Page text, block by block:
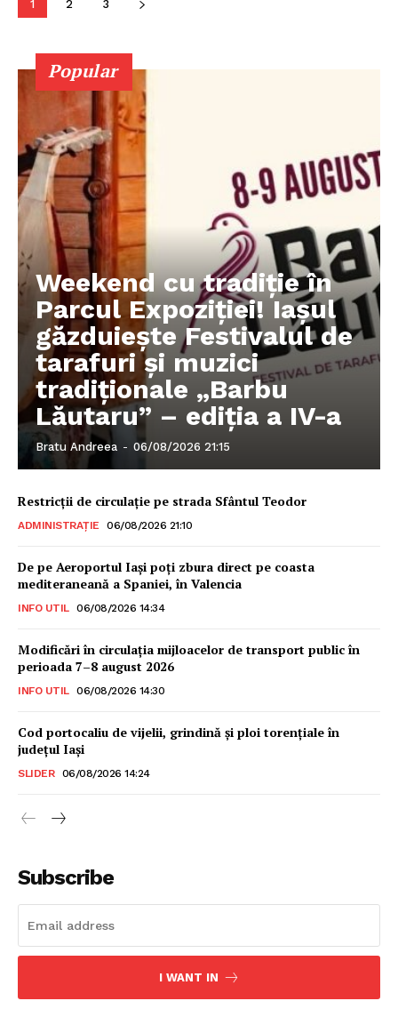
Utile
Publică gratuit anunțul tău!
Contact
Emisiuni
Prelucrarea datelor cu caracter personal
1 2 3
Popular
Weekend cu tradiție în
Parcul Expoziției! Iașul
găzduiește Festivalul de
tarafuri și muzici
tradiționale „Barbu
Lăutaru” – ediția a IV-a
Bratu Andreea - 06/08/2026 21:15
Restricții de circulație pe strada Sfântul Teodor
ADMINISTRAȚIE 06/08/2026 21:10
De pe Aeroportul Iași poți zbura direct pe coasta
mediteraneană a Spaniei, în Valencia
INFO UTIL 06/08/2026 14:34
Modificări în circulația mijloacelor de transport public în
perioada 7–8 august 2026
INFO UTIL 06/08/2026 14:30
Cod portocaliu de vijelii, grindină şi ploi torenţiale în
judeţul Iași
SLIDER 06/08/2026 14:24
Subscribe
I WANT IN